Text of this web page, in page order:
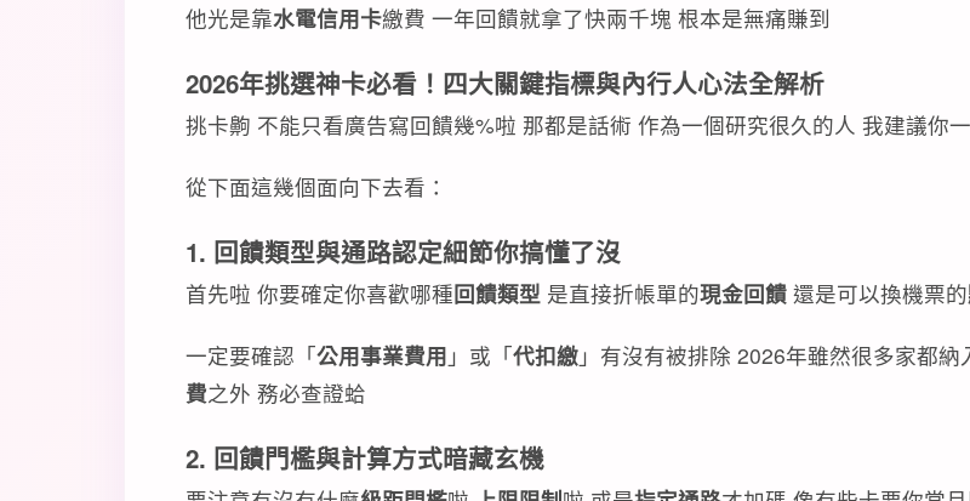
他光是靠水電信用卡繳費 一年回饋就拿了快兩千塊 根本是無痛賺到
2026年挑選神卡必看！四大關鍵指標與內行人心法全解析
挑卡齁 不能只看廣告寫回饋幾%啦 那都是話術 作為一個研究很久的人 我建議你
從下面這幾個面向下去看：
1. 回饋類型與通路認定細節你搞懂了沒
首先啦 你要確定你喜歡哪種回饋類型 是直接折帳單的現金回饋 還是可以換機票的
一定要確認「公用事業費用 」或「代扣繳」有沒有被排除 2026年雖然很多家都
費之外 務必查證蛤
2. 回饋門檻與計算方式暗藏玄機